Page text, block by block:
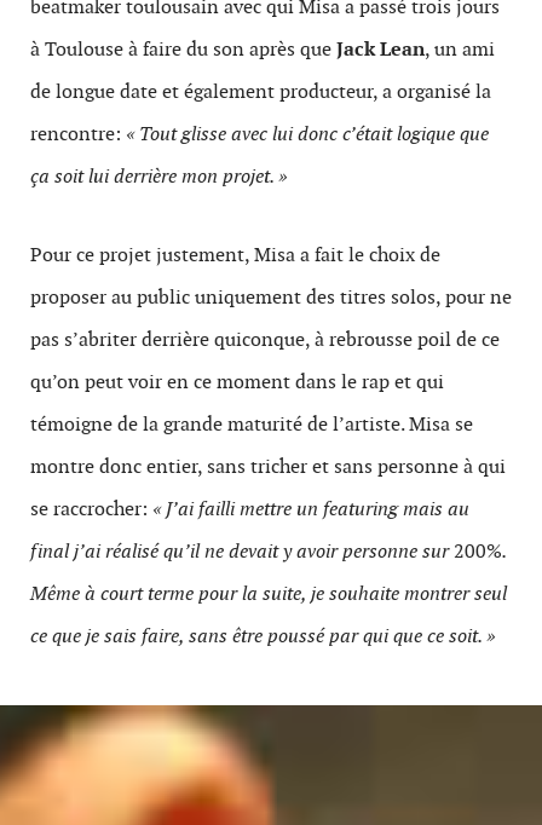
beatmaker toulousain avec qui Misa a passé trois jours
à Toulouse à faire du son après queJack Lean, un ami
de longue date et également producteur, a organisé la
rencontre: « Tout glisse avec lui donc c’était logique que
ça soit lui derrière mon projet. »
Pour ce projet justement, Misa a fait le choix de
proposer au public uniquement des titres solos, pour ne
pas s’abriter derrière quiconque, à rebrousse poil de ce
qu’on peut voir en ce moment dans le rap et qui
témoigne de la grande maturité de l’artiste. Misa se
montre donc entier, sans tricher et sans personne à qui
se raccrocher: « J’ai failli mettre un featuring mais au
final j’ai réalisé qu’il ne devait y avoir personne sur200%.
Même à court terme pour la suite, je souhaite montrer seul
ce que je sais faire, sans être poussé par qui que ce soit. »